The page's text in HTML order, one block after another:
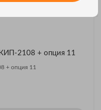
2108 + опция 11
+ опция 11